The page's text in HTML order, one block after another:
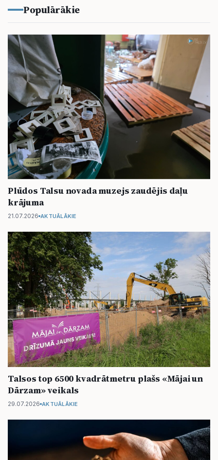
Populārākie
Plūdos Talsu novada muzejs zaudējis daļu
krājuma
21.07.2026 AKTUĀLĀKIE
Talsos top 6500 kvadrātmetru plašs «Mājai un
Dārzam» veikals
29.07.2026 AKTUĀLĀKIE